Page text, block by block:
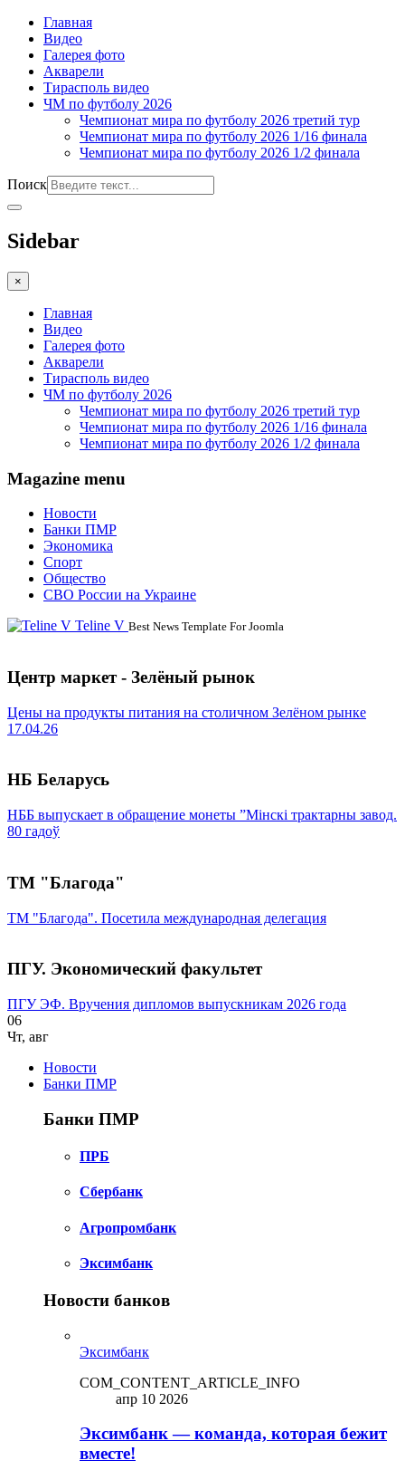
Главная
Видео
Галерея фото
Акварели
Тирасполь видео
ЧМ по футболу 2026
Чемпионат мира по футболу 2026 третий тур
Чемпионат мира по футболу 2026 1/16 финала
Чемпионат мира по футболу 2026 1/2 финала
Поиск
Sidebar
×
Главная
Видео
Галерея фото
Акварели
Тирасполь видео
ЧМ по футболу 2026
Чемпионат мира по футболу 2026 третий тур
Чемпионат мира по футболу 2026 1/16 финала
Чемпионат мира по футболу 2026 1/2 финала
Magazine menu
Новости
Банки ПМР
Экономика
Спорт
Общество
СВО России на Украине
Teline V Best News Template For Joomla
Центр маркет - Зелёный рынок
Цены на продукты питания на столичном Зелёном рынке
17.04.26
НБ Беларусь
НББ выпускает в обращение монеты ”Мінскі трактарны завод.
80 гадоў
ТМ "Благода"
ТМ "Благода". Посетила международная делегация
ПГУ. Экономический факультет
ПГУ ЭФ. Вручения дипломов выпускникам 2026 года
06
Чт, авг
Новости
Банки ПМР
Банки ПМР
ПРБ
Сбербанк
Агропромбанк
Эксимбанк
Новости банков
Эксимбанк
COM_CONTENT_ARTICLE_INFO
апр 10 2026
Эксимбанк — команда, которая бежит
вместе!